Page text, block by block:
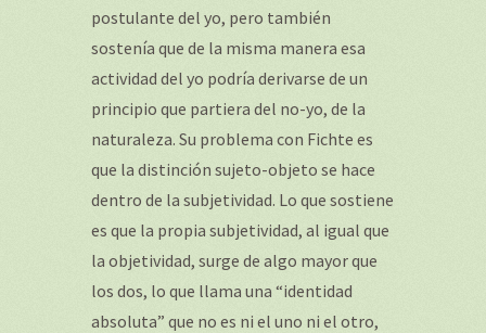
postulante del yo, pero también
sostenía que de la misma manera esa
actividad del yo podría derivarse de un
principio que partiera del no-yo, de la
naturaleza. Su problema con Fichte es
que la distinción sujeto-objeto se hace
dentro de la subjetividad. Lo que sostiene
es que la propia subjetividad, al igual que
la objetividad, surge de algo mayor que
los dos, lo que llama una “identidad
absoluta” que no es ni el uno ni el otro,